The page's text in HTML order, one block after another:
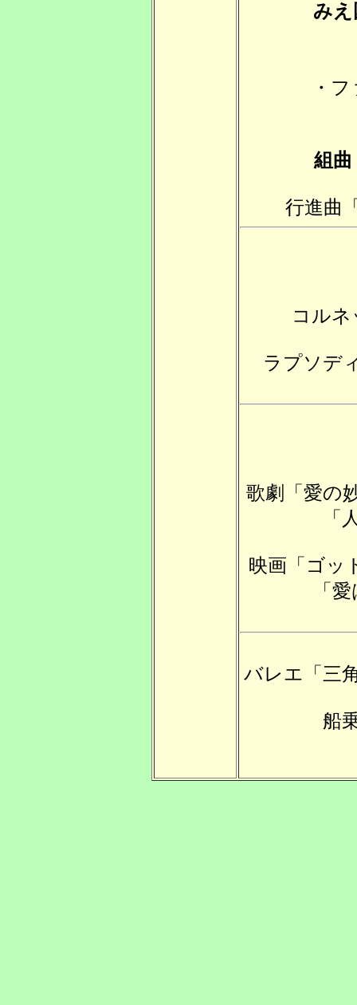
みえ
・
組曲
行進曲
コル
ラプソデ
歌劇「愛の
「
映画「ゴッ
「
バレエ「三
船